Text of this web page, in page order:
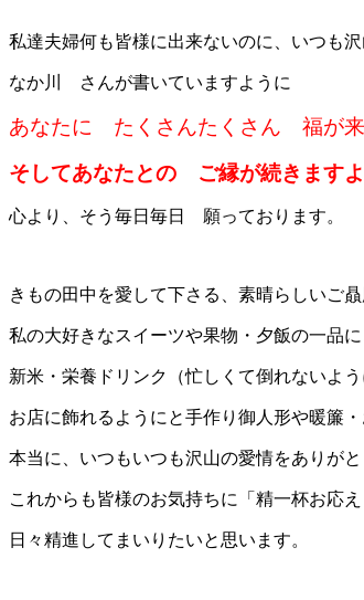
私達夫婦何も皆様に出来ないのに、いつも
なか川 さんが書いていますように
あなたに たくさんたくさん 福が来
そしてあなたとの ご縁が続きます
心より、そう毎日毎日 願っております。
きもの田中を愛して下さる、素晴らしいご
私の大好きなスイーツや果物・夕飯の一品
新米・栄養ドリンク（忙しくて倒れないよ
お店に飾れるようにと手作り御人形や暖簾
本当に、いつもいつも沢山の愛情をありが
これからも皆様のお気持ちに「精一杯お応
日々精進してまいりたいと思います。